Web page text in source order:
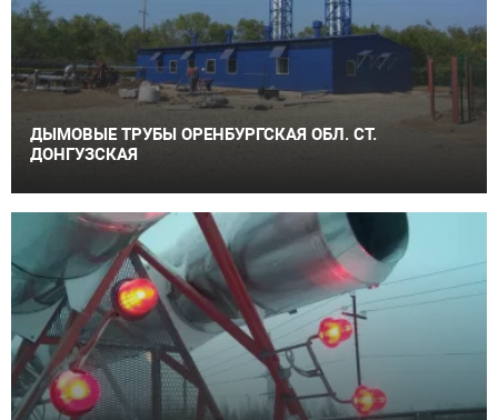
ДЫМОВЫЕ ТРУБЫ ОРЕНБУРГСКАЯ ОБЛ. СТ.
ДОНГУЗСКАЯ